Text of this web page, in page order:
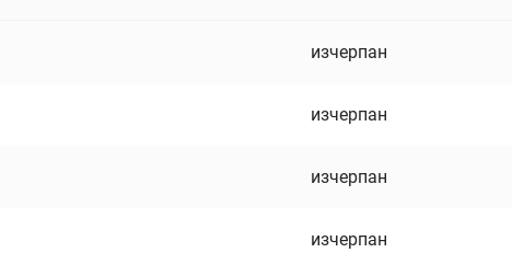
изчерпан
изчерпан
изчерпан
изчерпан